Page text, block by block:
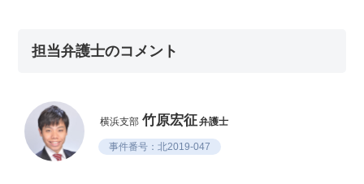
担当弁護士のコメント
横浜支部 竹原宏征弁護士
事件番号：北2019-047